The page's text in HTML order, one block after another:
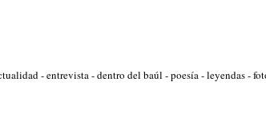
-entrevista-dentro del baúl -poesía-leyendas-